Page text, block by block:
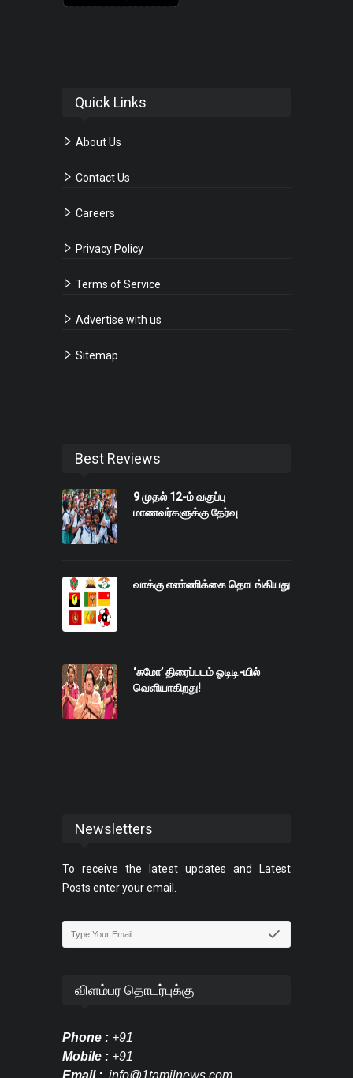
Quick Links
About Us
Contact Us
Careers
Privacy Policy
Terms of Service
Advertise with us
Sitemap
Best Reviews
9 முதல் 12-ம் வகுப்பு
மாணவர்களுக்கு தேர்வு
வாக்கு எண்ணிக்கை தொடங்கியது
‘சுமோ’ திரைப்படம் ஓடிடி-யில்
வெளியாகிறது!
Newsletters
To receive the latest updates and Latest
Posts enter your email.
விளம்பர தொடர்புக்கு
Phone : +91
Mobile : +91
Email : info@1tamilnews.com